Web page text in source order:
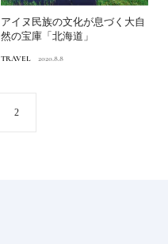
アイヌ民族の文化が息づく大自
然の宝庫「北海道」
TRAVEL 2020.8.8
2